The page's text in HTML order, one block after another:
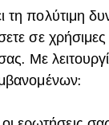
πολύτιμη
σε
Με